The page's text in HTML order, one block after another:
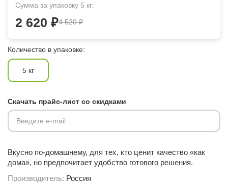
Сумма за упаковку 5 кг:
2 620 ₽4 520 ₽
Количество в упаковке:
5 кг
Скачать прайс-лист со скидками
Введите e-mail
Вкусно по-домашнему, для тех, кто ценит качество «как
дома», но предпочитает удобство готового решения.
Производитель: Россия